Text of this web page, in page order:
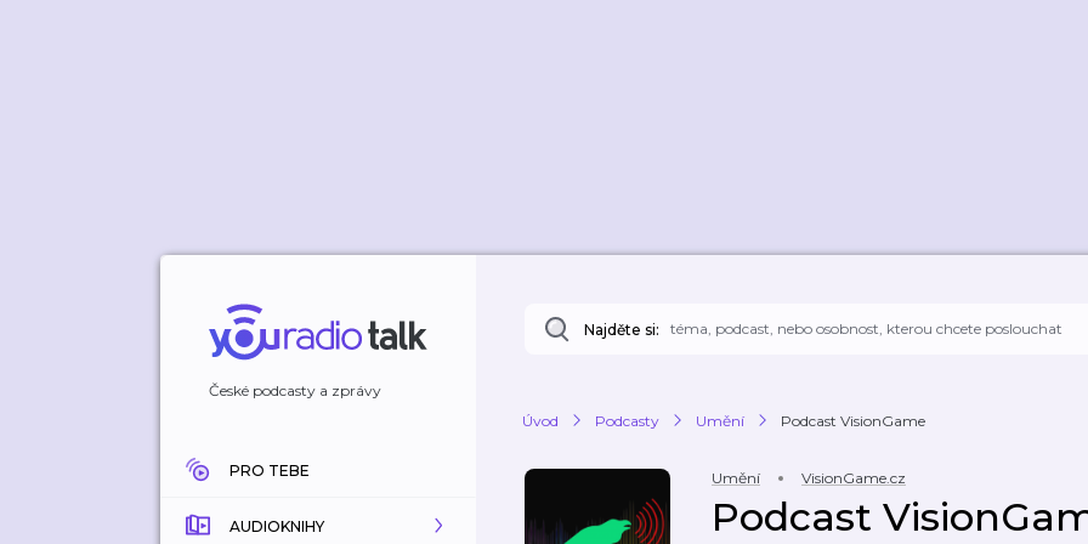
České podcasty a zprávy
PRO TEBE
AUDIOKNIHY
Najděte si:
Úvod Podcasty Umění Podcast VisionGame
Umění VisionGame.cz
Podcast